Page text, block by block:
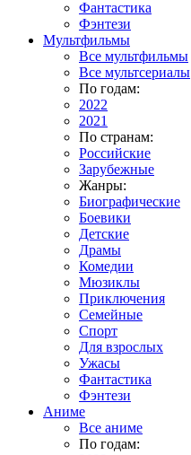
Фантастика
Фэнтези
Мультфильмы
Все мультфильмы
Все мультсериалы
По годам:
2022
2021
По странам:
Российские
Зарубежные
Жанры:
Биографические
Боевики
Детские
Драмы
Комедии
Мюзиклы
Приключения
Семейные
Спорт
Для взрослых
Ужасы
Фантастика
Фэнтези
Аниме
Все аниме
По годам: